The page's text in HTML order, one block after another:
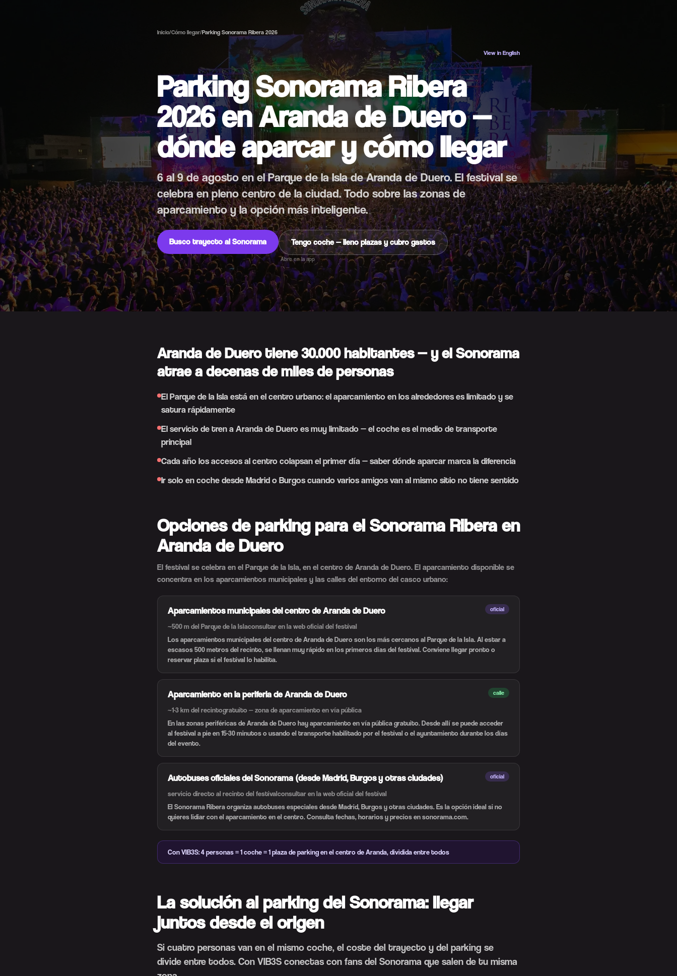
Inicio/Cómo llegar/Parking Sonorama Ribera 2026
View in English
Parking Sonorama Ribera
2026 en Aranda de Duero —
dónde aparcar y cómo llegar
6 al 9 de agosto en el Parque de la Isla de Aranda de Duero. El festival se
celebra en pleno centro de la ciudad. Todo sobre las zonas de
aparcamiento y la opción más inteligente.
Busco trayecto al Sonorama Tengo coche — lleno plazas y cubro gastos
Abre en la app
Aranda de Duero tiene 30.000 habitantes — y el Sonorama
atrae a decenas de miles de personas
El Parque de la Isla está en el centro urbano: el aparcamiento en los alrededores es limitado y se
satura rápidamente
El servicio de tren a Aranda de Duero es muy limitado — el coche es el medio de transporte
principal
Cada año los accesos al centro colapsan el primer día — saber dónde aparcar marca la diferencia
Ir solo en coche desde Madrid o Burgos cuando varios amigos van al mismo sitio no tiene sentido
Opciones de parking para el Sonorama Ribera en
Aranda de Duero
El festival se celebra en el Parque de la Isla, en el centro de Aranda de Duero. El aparcamiento disponible se
concentra en los aparcamientos municipales y las calles del entorno del casco urbano:
Aparcamientos municipales del centro de Aranda de Duero oficial
~500 m del Parque de la Islaconsultar en la web oficial del festival
Los aparcamientos municipales del centro de Aranda de Duero son los más cercanos al Parque de la Isla. Al estar a
escasos 500 metros del recinto, se llenan muy rápido en los primeros días del festival. Conviene llegar pronto o
reservar plaza si el festival lo habilita.
Aparcamiento en la periferia de Aranda de Duero calle
~1-3 km del recintogratuito — zona de aparcamiento en vía pública
En las zonas periféricas de Aranda de Duero hay aparcamiento en vía pública gratuito. Desde allí se puede acceder
al festival a pie en 15-30 minutos o usando el transporte habilitado por el festival o el ayuntamiento durante los días
del evento.
Autobuses oficiales del Sonorama (desde Madrid, Burgos y otras ciudades) oficial
servicio directo al recinto del festivalconsultar en la web oficial del festival
El Sonorama Ribera organiza autobuses especiales desde Madrid, Burgos y otras ciudades. Es la opción ideal si no
quieres lidiar con el aparcamiento en el centro. Consulta fechas, horarios y precios en sonorama.com.
Con VIB3S: 4 personas = 1 coche = 1 plaza de parking en el centro de Aranda, dividida entre todos
La solución al parking del Sonorama: llegar
juntos desde el origen
Si cuatro personas van en el mismo coche, el coste del trayecto y del parking se
divide entre todos. Con VIB3S conectas con fans del Sonorama que salen de tu misma